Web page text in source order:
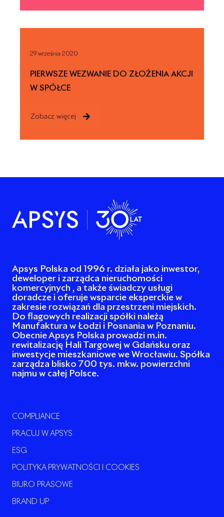
29 września 2020
PIERWSZE WEZWANIE DO ZŁOŻENIA AKCJI
W SPÓŁCE
Zobacz więcej
Apsys Polska od 1996 r. działa jako inwestor,
deweloper i zarządca nieruchomości
komercyjnych , a także świadczy usługi
doradcze i oferuje wsparcie eksperckie w
zakresie rozwiązań dla przestrzeni miejskich.
Do flagowych realizacji spółki należą
Manufaktura w Łodzi i Posnania w Poznaniu.
Obecnie Apsys Polska prowadzi m.in.
rewitalizację Hali Targowej w Gdańsku oraz
inwestycje mieszkaniowe we Wrocławiu. Spółka
zarządza blisko 700 tys. mkw. powierzchni
najmu w całej Polsce.
COMPLIANCE
PRACUJ W APSYS
ESG
POLITYKA PRYWATNOŚCI I COOKIES
BIURO PRASOWE
BRAND UP